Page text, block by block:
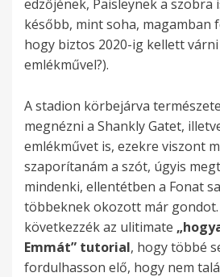
edzőjének, Paisleynek a szobra
később, mint soha, magamban
hogy biztos 2020-ig kellett várni
emlékművel?).
A stadion körbejárva
megnézni a Shankly Gatet,
emlékművet is, ezekre viszont
szaporítanám a szót, úgyis
mindenki, ellentétben a Fonat
többeknek okozott már
következzék az ulitimate
Emmát” tutorial, hogy többé
fordulhasson elő, hogy nem